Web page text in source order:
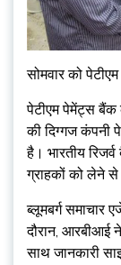
सोमवार को
पेटीएम पेमेंट्स बैंक
की दिग्गज कंपनी
है। भारतीय
ग्राहकों को लेने से
ब्लूमबर्ग समाचार
दौरान, आरबीआई
साथ जानकारी